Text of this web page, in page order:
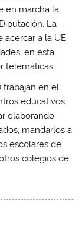
en marcha la
La
a la UE
en esta
telemáticas.
trabajan en el
educativos
elaborando
mandarlos a
escolares de
colegios de